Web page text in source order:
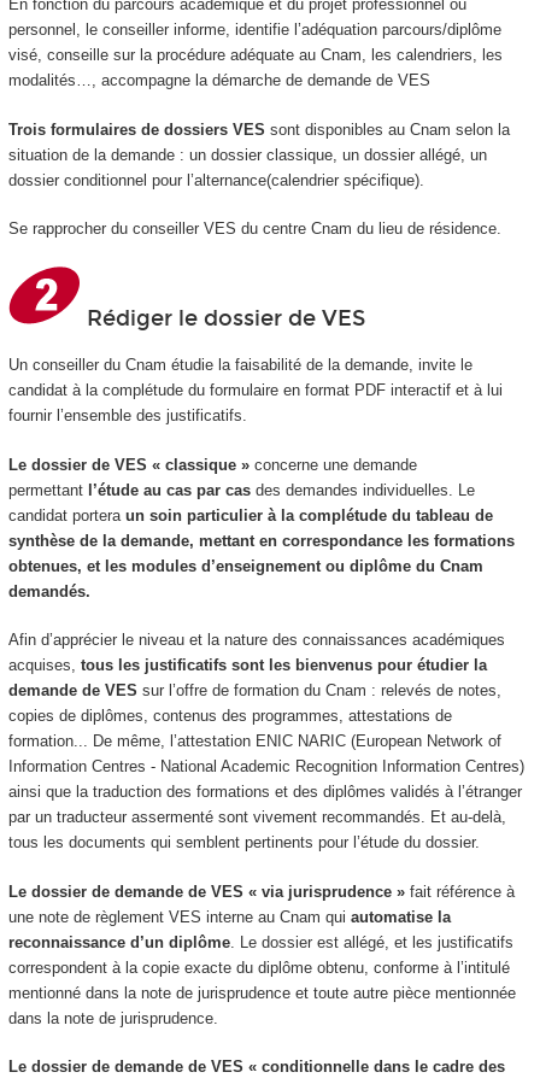
En fonction du parcours académique et du projet professionnel ou
personnel, le conseiller informe, identifie l’adéquation parcours/diplôme
visé, conseille sur la procédure adéquate au Cnam, les calendriers, les
modalités…, accompagne la démarche de demande de VES
Trois formulaires de dossiers VES sont disponibles au Cnam selon la
situation de la demande : un dossier classique, un dossier allégé, un
dossier conditionnel pour l’alternance(calendrier spécifique).
Se rapprocher du conseiller VES du centre Cnam du lieu de résidence.
Rédiger le dossier de VES
Un conseiller du Cnam étudie la faisabilité de la demande, invite le
candidat à la complétude du formulaire en format PDF interactif et à lui
fournir l’ensemble des justificatifs.
Le dossier de VES « classique »concerne une demande
permettant l’étude au cas par casdes demandes individuelles. Le
candidat portera un soin particulier à la complétude du tableau de
synthèse de la demande, mettant en correspondance les formations
obtenues, et les modules d’enseignement ou diplôme du Cnam
demandés.
Afin d’apprécier le niveau et la nature des connaissances académiques
acquises, tous les justificatifs sont les bienvenus pour étudier la
demande de VES sur l’offre de formation du Cnam : relevés de notes,
copies de diplômes, contenus des programmes, attestations de
formation... De même, l’attestation ENIC NARIC (European Network of
Information Centres - National Academic Recognition Information Centres)
ainsi que la traduction des formations et des diplômes validés à l’étranger
par un traducteur assermenté sont vivement recommandés. Et au-delà,
tous les documents qui semblent pertinents pour l’étude du dossier.
Le dossier de demande de VES « via jurisprudence »fait référence à
une note de règlement VES interne au Cnam qui automatise la
reconnaissance d’un diplôme. Le dossier est allégé, et les justificatifs
correspondent à la copie exacte du diplôme obtenu, conforme à l’intitulé
mentionné dans la note de jurisprudence et toute autre pièce mentionnée
dans la note de jurisprudence.
Le dossier de demande de VES « conditionnelle dans le cadre des